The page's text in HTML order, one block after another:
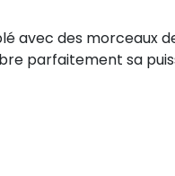
avec des morceaux
parfaitement sa